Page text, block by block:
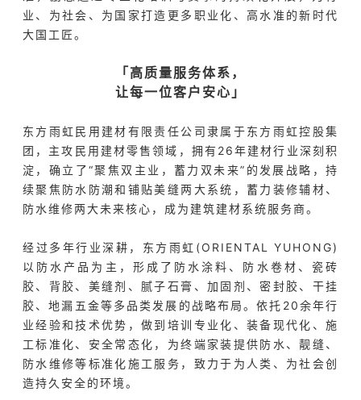
业、为社会、为国家打造更多职业化、高水准的新时代
大国工匠。
「高质量服务体系，
让每一位客户安心」
东方雨虹民用建材有限责任公司隶属于东方雨虹控股集
团，主攻民用建材零售领域，拥有26年建材行业深刻积
淀，确立了“聚焦双主业，蓄力双未来”的发展战略，持
续聚焦防水防潮和铺贴美缝两大系统，蓄力装修辅材、
防水维修两大未来核心，成为建筑建材系统服务商。
经过多年行业深耕，东方雨虹(ORIENTAL YUHONG)
以防水产品为主，形成了防水涂料、防水卷材、瓷砖
胶、背胶、美缝剂、腻子石膏、加固剂、密封胶、干挂
胶、地漏五金等多品类发展的战略布局。依托20余年行
业经验和技术优势，做到培训专业化、装备现代化、施
工标准化、安全常态化，为终端家装提供防水、靓缝、
防水维修等标准化施工服务，致力于为人类、为社会创
造持久安全的环境。